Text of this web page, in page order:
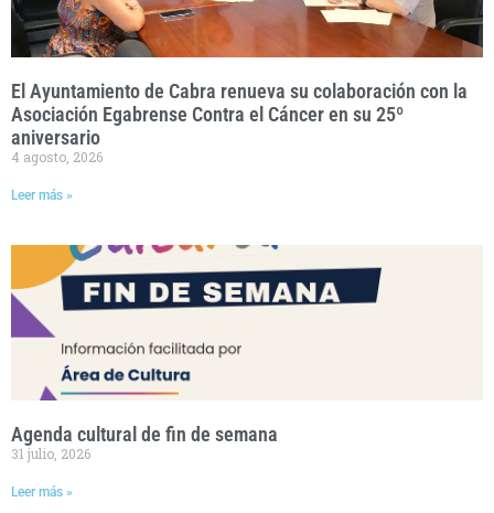
El Ayuntamiento de Cabra renueva su colaboración con la
Asociación Egabrense Contra el Cáncer en su 25º
aniversario
4 agosto, 2026
Leer más »
Agenda cultural de fin de semana
31 julio, 2026
Leer más »